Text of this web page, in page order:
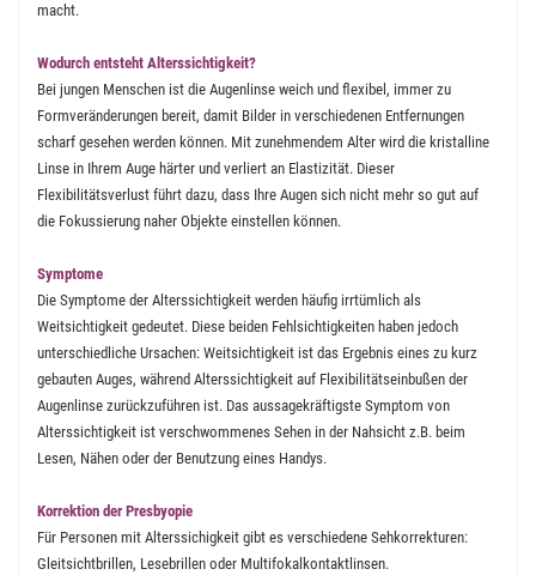
macht.
Wodurch entsteht Alterssichtigkeit?
Bei jungen Menschen ist die Augenlinse weich und flexibel, immer zu
Formveränderungen bereit, damit Bilder in verschiedenen Entfernungen
scharf gesehen werden können. Mit zunehmendem Alter wird die kristalline
Linse in Ihrem Auge härter und verliert an Elastizität. Dieser
Flexibilitätsverlust führt dazu, dass Ihre Augen sich nicht mehr so gut auf
die Fokussierung naher Objekte einstellen können.
Symptome
Die Symptome der Alterssichtigkeit werden häufig irrtümlich als
Weitsichtigkeit gedeutet. Diese beiden Fehlsichtigkeiten haben jedoch
unterschiedliche Ursachen: Weitsichtigkeit ist das Ergebnis eines zu kurz
gebauten Auges, während Alterssichtigkeit auf Flexibilitätseinbußen der
Augenlinse zurückzuführen ist. Das aussagekräftigste Symptom von
Alterssichtigkeit ist verschwommenes Sehen in der Nahsicht z.B. beim
Lesen, Nähen oder der Benutzung eines Handys.
Korrektion der Presbyopie
Für Personen mit Alterssichigkeit gibt es verschiedene Sehkorrekturen:
Gleitsichtbrillen, Lesebrillen oder Multifokalkontaktlinsen.